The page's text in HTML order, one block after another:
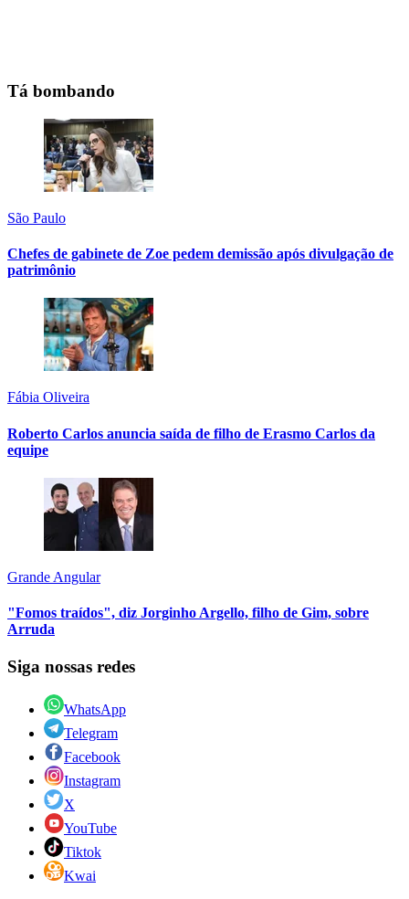
Tá bombando
São Paulo
Chefes de gabinete de Zoe pedem demissão após divulgação de
patrimônio
Fábia Oliveira
Roberto Carlos anuncia saída de filho de Erasmo Carlos da
equipe
Grande Angular
"Fomos traídos", diz Jorginho Argello, filho de Gim, sobre
Arruda
Siga nossas redes
WhatsApp
Telegram
Facebook
Instagram
X
YouTube
Tiktok
Kwai